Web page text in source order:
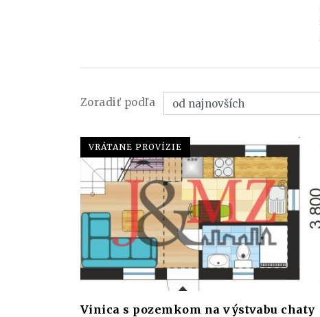
Zoradiť podľa
VRÁTANE PROVÍZIE
Vinica s pozemkom na výstvabu chaty